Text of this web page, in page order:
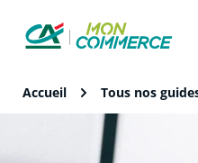
Accueil Tous nos